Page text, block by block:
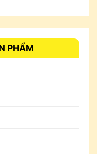
PHẨM